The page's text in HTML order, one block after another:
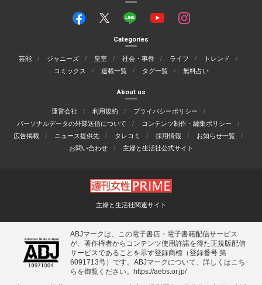
Categories
芸能 ジャニーズ 皇室 社会・事件 ライフ
トレンド
コミックス
連載一覧 タグ一覧 無料占い
About us
運営会社 利用規約
プライバシーポリシー
パーソナルデータの外部送信について
コンテンツ制作・編集ポリシー
広告掲載
ニュース提供先 タレコミ 採用情報
お知らせ一覧
お問い合わせ
主婦と生活社公式サイト
主婦と生活社関連サイト
ABJマークは、この電子書店・電子書籍配信サービス
が、著作権者からコンテンツ使用許諾を得た正規版配信
サービスであることを示す登録商標（登録番号 第
6091713号）です。ABJマークについて、詳しくはこち
らを御覧ください。 https://aebs.or.jp/